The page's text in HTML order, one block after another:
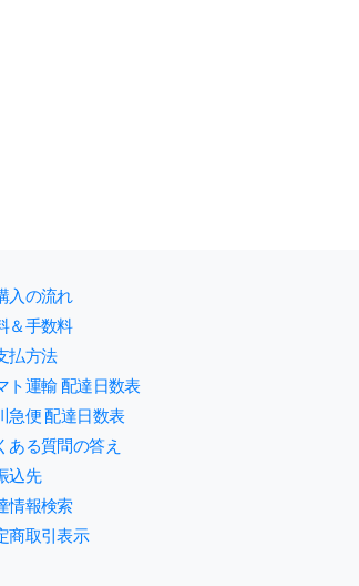
入の流れ
＆手数料
払方法
ト運輸 配達日数表
急便 配達日数表
ある質問の答え
込先
情報検索
商取引表示